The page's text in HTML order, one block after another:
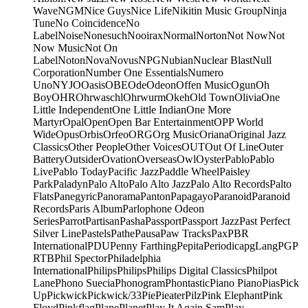
WaveNGMNice GuysNice LifeNikitin Music GroupNinja
TuneNo CoincidenceNo
LabelNoiseNonesuchNooiraxNormalNortonNot NowNot
Now MusicNot On
LabelNotonNovaNovusNPGNubianNuclear BlastNull
CorporationNumber One EssentialsNumero
UnoNYJOOasisOBEOdeOdeonOffen MusicOgunOh
BoyOHROhrwaschlOhrwurmOkehOld TownOliviaOne
Little IndependentOne Little IndianOne More
MartyrOpalOpenOpen Bar EntertainmentOPP World
WideOpusOrbisOrfeoORGOrg MusicOrianaOriginal Jazz
ClassicsOther PeopleOther VoicesOUTOut Of LineOuter
BatteryOutsiderOvationOverseasOwlOysterPabloPablo
LivePablo TodayPacific JazzPaddle WheelPaisley
ParkPaladynPalo AltoPalo Alto JazzPalo Alto RecordsPalto
FlatsPanegyricPanoramaPantonPapagayoParanoidParanoid
RecordsParis AlbumParlophone Odeon
SeriesParrotPartisanPashaPassportPassport JazzPast Perfect
Silver LinePastelsPathePausaPaw TracksPaxPBR
InternationalPDUPenny FarthingPepitaPeriodicapgLangPGP
RTBPhil SpectorPhiladelphia
InternationalPhilipsPhilipsPhilips Digital ClassicsPhilpot
LanePhono SueciaPhonogramPhontasticPiano PianoPiasPick
UpPickwickPickwick/33PiePieaterPilzPink ElephantPink